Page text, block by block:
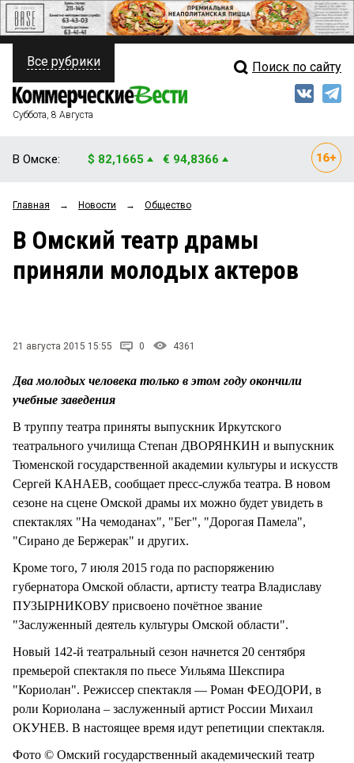
ПОЛИТИКА
ФИНАНСЫ
ОБЩЕСТВО
ЗАКОН
НОВОСТИ КОМПАНИЙ
СТИЛЬ ЖИЗНИ
Свежий выпуск
Рейтинги
Блоги
Все рубрики Поиск по сайту
Суббота, 8 Августа
В Омске: $ 82,1665 € 94,8366
Главная → Новости → Общество
В Омский театр драмы
приняли молодых актеров
21 августа 2015 15:55 0 4361
Два молодых человека только в этом году окончили
учебные заведения
В труппу театра приняты выпускник Иркутского
театрального училища Степан ДВОРЯНКИН и выпускник
Тюменской государственной академии культуры и искусств
Сергей КАНАЕВ, сообщает пресс-служба театра. В новом
сезоне на сцене Омской драмы их можно будет увидеть в
спектаклях "На чемоданах", "Бег", "Дорогая Памела",
"Сирано де Бержерак" и других.
Кроме того, 7 июля 2015 года по распоряжению
губернатора Омской области, артисту театра Владиславу
ПУЗЫРНИКОВУ присвоено почётное звание
"Заслуженный деятель культуры Омской области".
Новый 142-й театральный сезон начнется 20 сентября
премьерой спектакля по пьесе Уильяма Шекспира
"Кориолан". Режиссер спектакля — Роман ФЕОДОРИ, в
роли Кориолана – заслуженный артист России Михаил
ОКУНЕВ. В настоящее время идут репетиции спектакля.
Фото © Омский государственный академический театр